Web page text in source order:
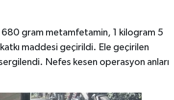
680 gram metamfetamin, 1 kilogram 5
maddesi geçirildi. Ele geçirilen
Nefes kesen operasyon anları